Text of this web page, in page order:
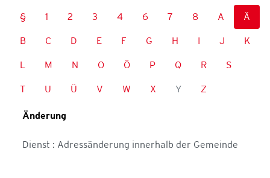
§ 1 2 3 4 6 7 8 A Ä
B C D E F G H I J K
L M N O Ö P Q R S
T U Ü V W X Y Z
Änderung
Dienst : Adressänderung innerhalb der Gemeinde